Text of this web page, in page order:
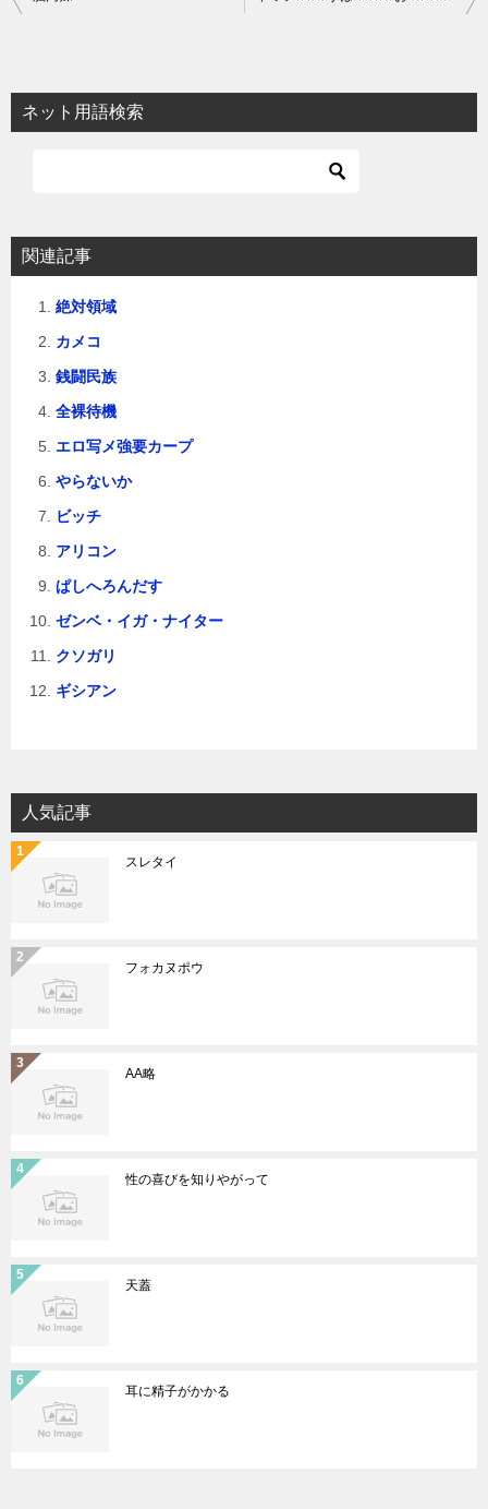
ビ
ゲ
ョ
ン
ネット用語検索
関連記事
絶対領域
カメコ
銭闘民族
全裸待機
エロ写メ強要カープ
やらないか
ビッチ
アリコン
ぱしへろんだす
ゼンベ・イガ・ナイター
クソガリ
ギシアン
人気記事
スレタイ
フォカヌポウ
AA略
性の喜びを知りやがって
天蓋
耳に精子がかかる